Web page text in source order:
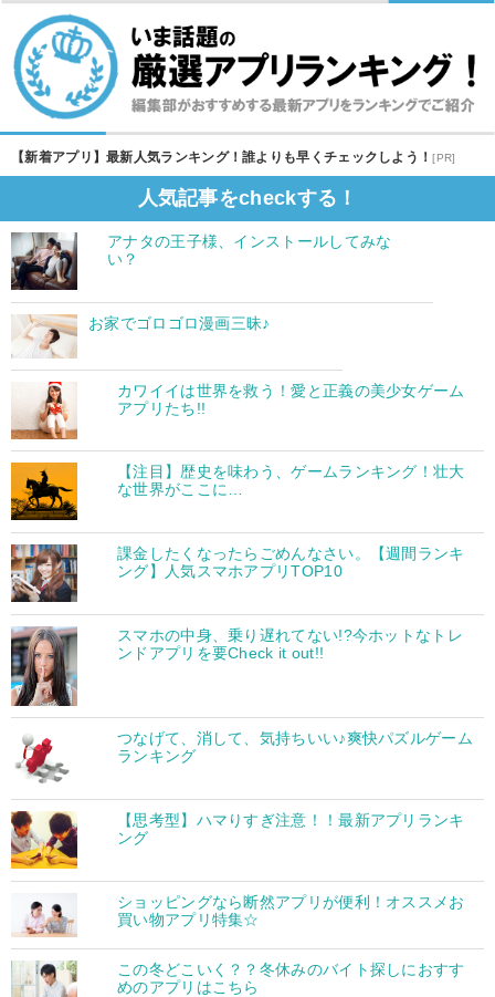
【新着アプリ】最新人気ランキング！誰よりも早くチェックしよう！[PR]
人気記事をcheckする！
アナタの王子様、インストールしてみな
い？
お家でゴロゴロ漫画三昧♪
カワイイは世界を救う！愛と正義の美少女ゲーム
アプリたち!!
【注目】歴史を味わう、ゲームランキング！壮大
な世界がここに…
課金したくなったらごめんなさい。【週間ランキ
ング】人気スマホアプリTOP10
スマホの中身、乗り遅れてない!?今ホットなトレ
ンドアプリを要Check it out!!
つなげて、消して、気持ちいい♪爽快パズルゲーム
ランキング
【思考型】ハマりすぎ注意！！最新アプリランキ
ング
ショッピングなら断然アプリが便利！オススメお
買い物アプリ特集☆
この冬どこいく？？冬休みのバイト探しにおすす
めのアプリはこちら